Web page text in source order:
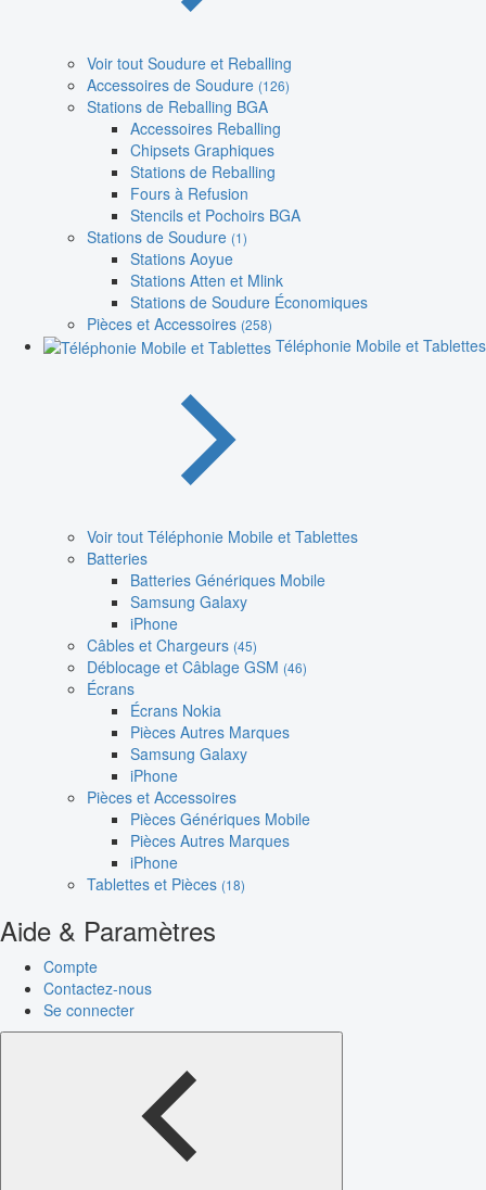
Voir tout Soudure et Reballing
Accessoires de Soudure (126)
Stations de Reballing BGA
Accessoires Reballing
Chipsets Graphiques
Stations de Reballing
Fours à Refusion
Stencils et Pochoirs BGA
Stations de Soudure (1)
Stations Aoyue
Stations Atten et Mlink
Stations de Soudure Économiques
Pièces et Accessoires (258)
Téléphonie Mobile et Tablettes
Voir tout Téléphonie Mobile et Tablettes
Batteries
Batteries Génériques Mobile
Samsung Galaxy
iPhone
Câbles et Chargeurs (45)
Déblocage et Câblage GSM (46)
Écrans
Écrans Nokia
Pièces Autres Marques
Samsung Galaxy
iPhone
Pièces et Accessoires
Pièces Génériques Mobile
Pièces Autres Marques
iPhone
Tablettes et Pièces (18)
Aide & Paramètres
Compte
Contactez-nous
Se connecter